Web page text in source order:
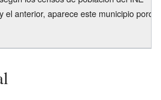
el anterior, aparece este municipio